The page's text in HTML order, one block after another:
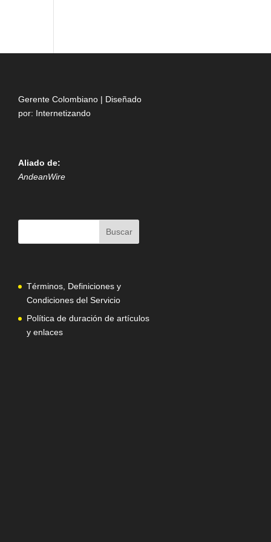
Gerente Colombiano | Diseñado
por: Internetizando
Aliado de:
AndeanWire
Términos, Definiciones y
Condiciones del Servicio
Política de duración de artículos
y enlaces